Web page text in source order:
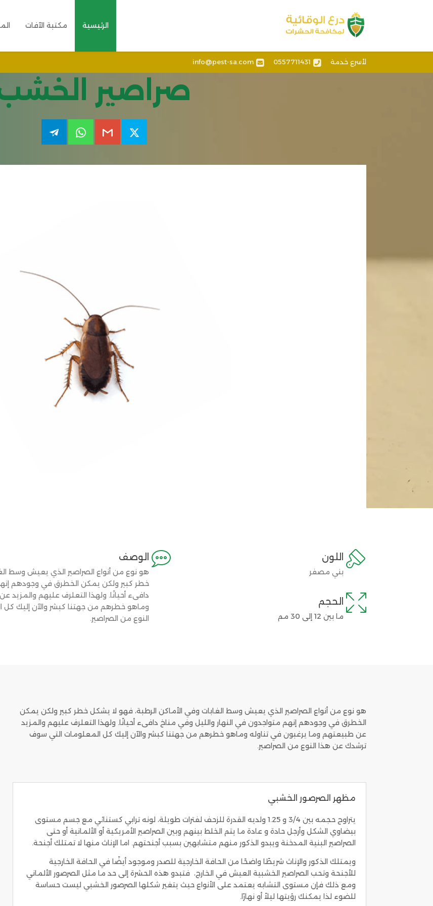
الرئيسية مكتبة الآفات
لأسرع خدمة 0557711431
info@pest-sa.com
صراصير
 اللون
بني مصفر
 الحجم
ما بين 12 إلى 30 مم
 الوصف
هو نوع من أنواع الصراصير الذي يعيش وسط
خطر كبير ولكن يمكن الخطرق في وجودهم
دافىء أحيانًا. ولهذا التعلرف عليهم
وماهو خطرهم من جهتنا كبشر والآن إليك
النوع من الصراصير.
هو نوع من أنواع الصراصير الذي يعيش وسط الغابات وفي الأماكن الرطبة، فهو لا يشكل خطر كبير ولكن يمكن
الخطرق في وجودهم إنهم متواجدون في النهار والليل وفي مناخ دافىء أحيانًا. ولهذا التعلرف عليهم والمزيد
عن طبيعتهم وما يرغبون في تناوله وماهو خطرهم من جهتنا كبشر والآن إليك كل المعلومات التي سوف
ترشدك عن هذا النوع من الصراصير.
مظهر الصرصور الخشبي
يتراوح حجمه بين 3/4 و 1.25 ولديه القدرة للزحف لفترات طويلة، لونه ترابي كستنائي مع جسم مستوى
بيضاوي الشكل وأرجل حادة و عادة ما يتم الخلط بينهم وبين الصراصير الأمريكية أو الألمانية أو حتى
الصراصير البنية المدخنة ويبدو الذكور منهم متشابهين بسبب أجنحتهم. اما الإناث منها لا تمتلك أجنحة.
ويمتلك الذكور والإناث شريطًا واضحًا من الحافة الخارجية للصدر وموجود أيضًا في الحافة الخارجية
للأجنحة وتحب الصراصير الخشبية العيش في الخارج، فتبدو هذه الحشرة إلى حد ما مثل الصرصور الألماني
ومع ذلك فإن مستوى التشابه يعتمد على الأنواع حيث يتغير شكلها الصرصور الخشبي ليست حساسة
للضوء لذا يمكنك رؤيتها ليلاً أو نهارًا.